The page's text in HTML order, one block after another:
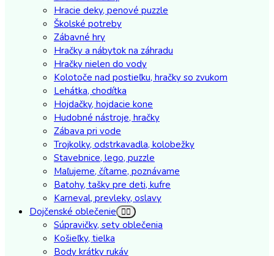
Hracie deky, penové puzzle
Školské potreby
Zábavné hry
Hračky a nábytok na záhradu
Hračky nielen do vody
Kolotoče nad postieľku, hračky so zvukom
Lehátka, chodítka
Hojdačky, hojdacie kone
Hudobné nástroje, hračky
Zábava pri vode
Trojkolky, odstrkavadla, kolobežky
Stavebnice, lego, puzzle
Maľujeme, čítame, poznávame
Batohy, tašky pre deti, kufre
Karneval, prevleky, oslavy
Dojčenské oblečenie
Súpravičky, sety oblečenia
Košieľky, tielka
Body krátky rukáv